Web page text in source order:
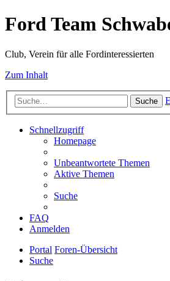
Ford Team
Club, Verein für alle Fordinteressierten
Zum Inhalt
Suche
Schnellzugriff
Homepage
Unbeantwortete Themen
Aktive Themen
Suche
FAQ
Anmelden
Portal Foren-Übersicht
Suche